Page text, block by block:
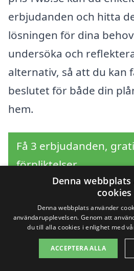
erbjudanden och hitta
lösningen för dina
undersöka och
alternativ, så att du kan
beslutet för både din
hem.
Få 3 erbjudanden,
förpliktelser
Sök efter en
professionell
Denna
cookies
Denna webbplats använder
användarupplevelsen. Genom att
du till alla cookies i enlighet med
ACCEPTERA ALLA